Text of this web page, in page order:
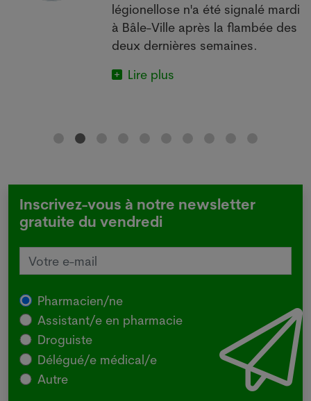
légionellose n'a été signalé mardi
à Bâle-Ville après la flambée des
deux dernières semaines.
Lire plus
Inscrivez-vous à notre newsletter
gratuite du vendredi
Pharmacien/ne
Assistant/e en pharmacie
Droguiste
Délégué/e médical/e
Autre